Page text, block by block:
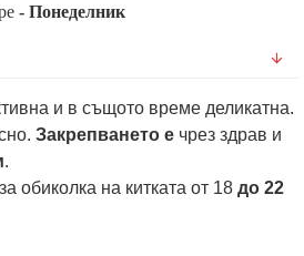
- Понеделник
и в същото време деликатна.
Закрепването е чрез здрав и
.
обиколка на китката от 18 до 22